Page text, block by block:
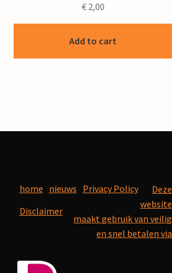
€2,00
Add to cart
home nieuws Privacy Policy
Disclaimer
Deze
website
maakt gebruik van veilig
en snel betalen via